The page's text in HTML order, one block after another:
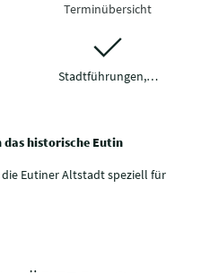
Terminübersicht
Stadtführungen,…
historische Eutin
Eutiner Altstadt speziell für